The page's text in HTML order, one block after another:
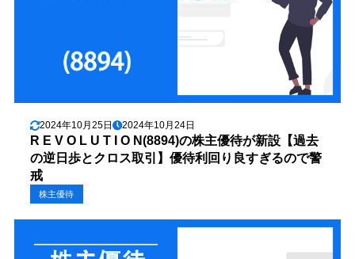
SBIネオトレード証券
「制度信用買い当日買建玉を現引」×「制度信用売り」のクロス
2円＝1円+1円
2024年10月25日 2024年10月24日
R E V O L U T I O N(8894)の株主優待が新設【過去
の逆日歩とクロス取引】優待利回り良すぎるので警
戒
株主優待